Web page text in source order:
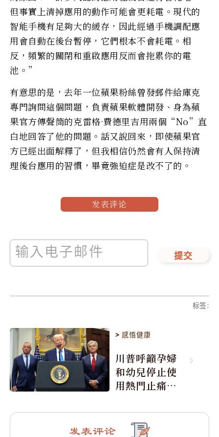
但事實上清掉應用的動作可能會更耗電。現代的
智能手機有足夠大的緩存，因此經過手機調配應
用會自動在後台暫停，它們根本不會耗電。相
反，頻繁的關閉和重啟應用反而會拖累你的電
池。”
有意思的是，去年一位蘋果粉絲曾發郵件給庫克
專門詢問這個問題，負責蘋果軟體開發、身為蘋
果官方傳聲筒的克雷格·費德里吉用兩個“No”直
白地回答了他的問題。話又說回來，即使蘋果官
方已經出面解釋了，但我相信仍然會有人保持清
理後台應用的習慣，畢竟強迫症是改不了的。
发表评论
提交
标签:
> 感悟健康
川普呼籲孕婦
和幼兒停止使
用熱門止痛藥
发表评论